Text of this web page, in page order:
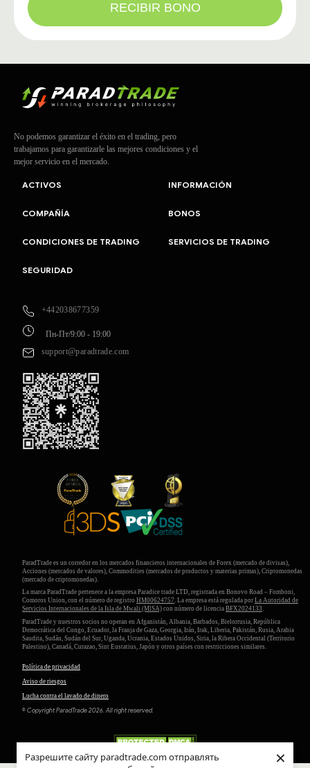
Разрешите сайту paradtrade.com отправлять
×
RECIBIR BONO
No podemos garantizar el éxito en el trading, pero
trabajamos para garantizarle las mejores condiciones y el
mejor servicio en el mercado.
+442038677359
Пн-Пт/9:00 - 19:00
support@paradtrade.com
ACTIVOS INFORMACIÓN
COMPAÑÍA BONOS
CONDICIONES DE TRADING SERVICIOS DE TRADING
SEGURIDAD
ParadTrade es un corredor en los mercados financieros internacionales de Forex (mercado de divisas),
Acciones (mercados de valores), Commodities (mercados de productos y materias primas), Criptomonedas
(mercado de criptomonedas).
La marca ParadTrade pertenece a la empresa Paradice trade LTD, registrada en Bonovo Road – Fomboni,
Comoros Union, con el número de registro HM00624757. La empresa está regulada por La Autoridad de
Servicios Internacionales de la Isla de Mwali (MlSA) con número de licencia BFX2024133.
ParadTrade y nuestros socios no operan en Afganistán, Albania, Barbados, Bielorrusia, República
Democrática del Congo, Ecuador, la Franja de Gaza, Georgia, Irán, Irak, Liberia, Pakistán, Rusia, Arabia
Saudita, Sudán, Sudán del Sur, Uganda, Ucrania, Estados Unidos, Siria, la Ribera Occidental (Territorio
Palestino), Canadá, Curazao, Sint Eustatius, Japón y otros países con restricciones similares.
Política de privacidad
Aviso de riesgos
Lucha contra el lavado de dinero
© Copyright ParadTrade 2026. All right reserved.